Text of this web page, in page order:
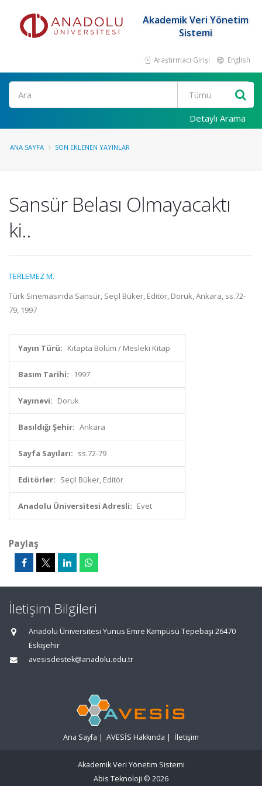
Akademik Veri Yönetim
Sistemi
Araştırmacı Girişi English
Ara
Detaylı Arama
ANA SAYFA SON EKLENEN YAYINLAR
Sansür Belası Olmayacaktı
ki..
TERLEMEZ M.
Türk Sinemasında Sansür, Seçil Büker, Editör, Doruk, Ankara, ss.72-
79, 1997
Yayın Türü: Kitapta Bölüm / Mesleki Kitap
Basım Tarihi: 1997
Yayınevi: Doruk
Basıldığı Şehir: Ankara
Sayfa Sayıları: ss.72-79
Editörler: Seçil Büker, Editör
Anadolu Üniversitesi Adresli: Evet
Paylaş
İletişim Bilgileri
Anadolu Üniversitesi Yunus Emre Kampüsü Tepebaşı 26470
Eskişehir
avesisdestek@anadolu.edu.tr
Ana Sayfa | AVESİS Hakkında | İletişim
Akademik Veri Yönetim Sistemi
Abis Teknoloji © 2026